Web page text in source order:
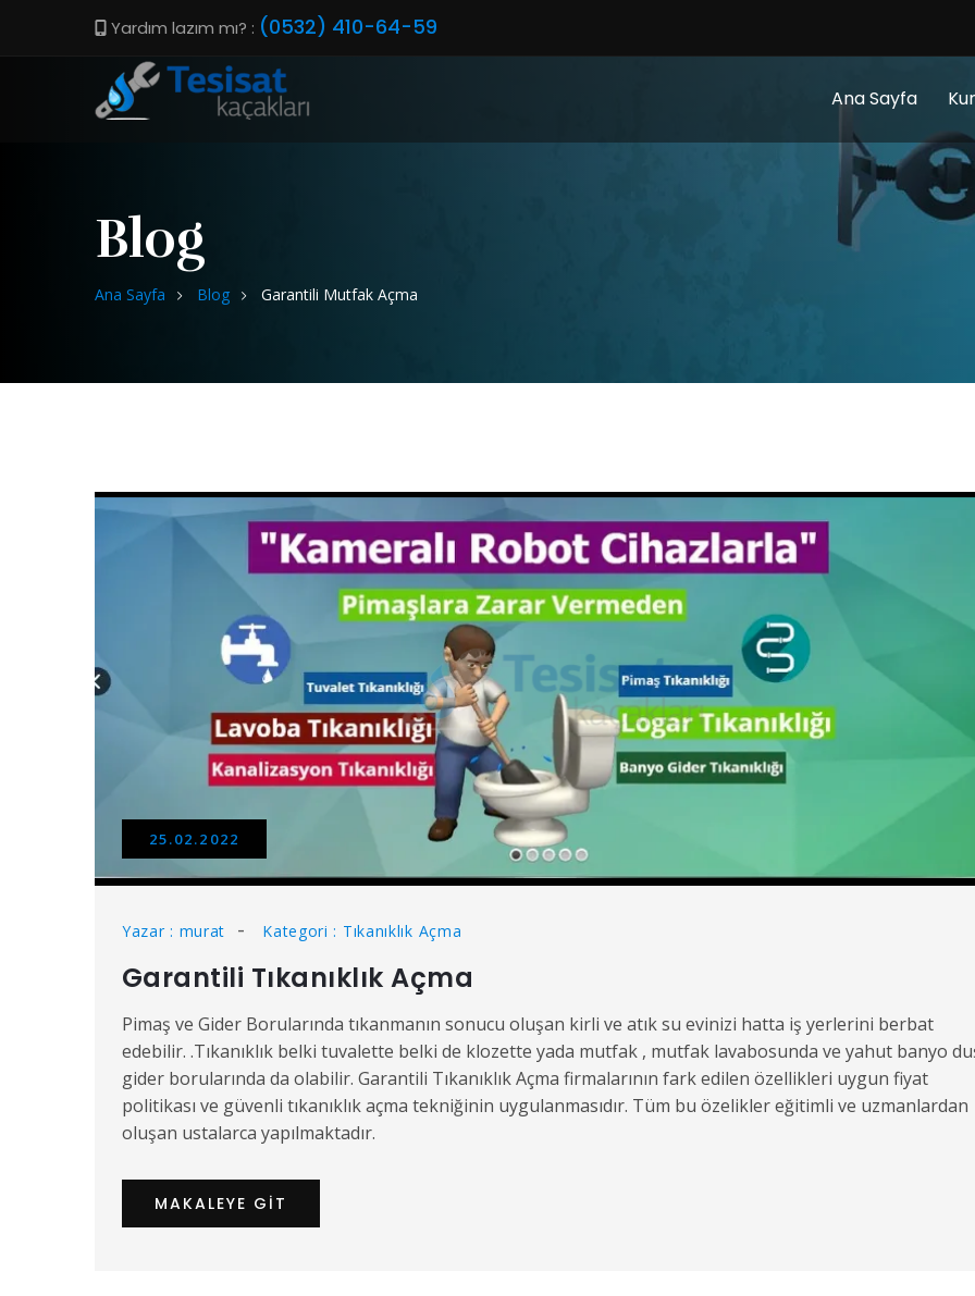
Yardım lazım mı? : (0532) 410-64-59
Ana Sayfa
Blog
Ana Sayfa Blog Garantili Mutfak Açma
25.02.2022
Yazar : murat Kategori : Tıkanıklık Açma
Garantili Tıkanıklık Açma
Pimaş ve Gider Borularında tıkanmanın sonucu oluşan kirli ve atık su evinizi hatta iş yerlerini berbat
edebilir. .Tıkanıklık belki tuvalette belki de klozette yada mutfak , mutfak lavabosunda ve yahut banyo
gider borularında da olabilir. Garantili Tıkanıklık Açma firmalarının fark edilen özellikleri uygun fiyat
politikası ve güvenli tıkanıklık açma tekniğinin uygulanmasıdır. Tüm bu özelikler eğitimli ve uzmanlardan
oluşan ustalarca yapılmaktadır.
MAKALEYE GIT